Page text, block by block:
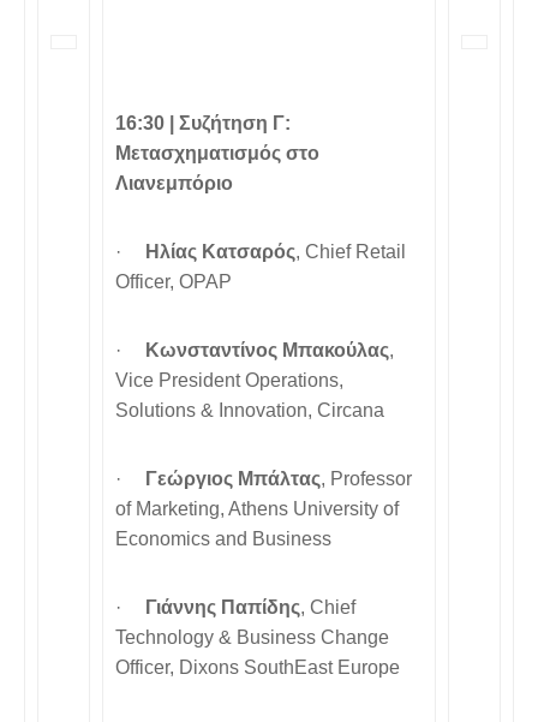
16:30 | Συζήτηση Γ:
Μετασχηματισμός στο
Λιανεμπόριο
· Ηλίας Κατσαρός, Chief Retail
Officer, OPAP
· Κωνσταντίνος Μπακούλας,
Vice President Operations,
Solutions & Innovation, Circana
· Γεώργιος Μπάλτας, Professor
of Marketing, Athens University of
Economics and Business
· Γιάννης Παπίδης, Chief
Technology & Business Change
Officer, Dixons SouthEast Europe